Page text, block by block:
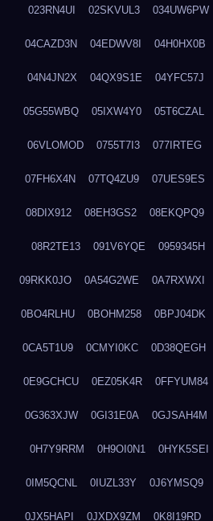
023RN4UI 02SKVUL3 034UW6PW
04CAZD3N 04EDWV8I 04H0HX0B
04N4JN2X 04QX9S1E 04YFC57J
05G55WBQ 05IXW4Y0 05T6CZAL
06VLOMOD 0755T7I3 077IRTEG
07FH6X4N 07TQ4ZU9 07UES9ES
08DIX912 08EH3GS2 08EKQPQ9
08R2TE13 091V6YQE 0959345H
09RKK0JO 0A54G2WE 0A7RXWXI
0BO4RLHU 0BOHM258 0BPJ04DK
0CA5T1U9 0CMYI0KC 0D38QEGH
0E9GCHCU 0EZ05K4R 0FFYUM84
0G363XJW 0GI31E0A 0GJSAH4M
0H7Y9RRM 0H9OI0N1 0HYK5SEI
0IM5QCNL 0IUZL33Y 0J6YMSQ9
0JX5HAPI 0JXDX9ZM 0K8I19RD